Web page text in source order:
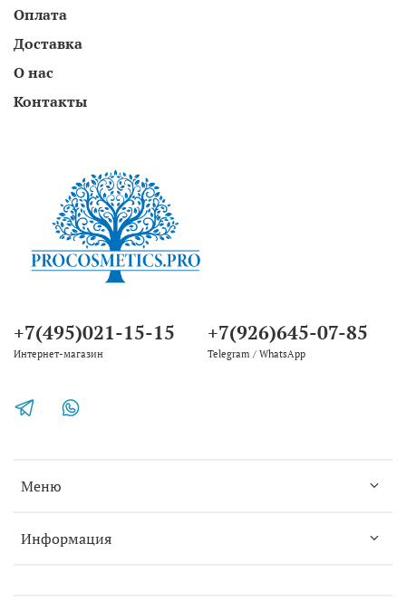
Оплата
Доставка
О нас
Контакты
Меню
Информация
+7(495)021-15-15
Интернет-магазин
+7(926)645-07-85
Telegram / WhatsApp